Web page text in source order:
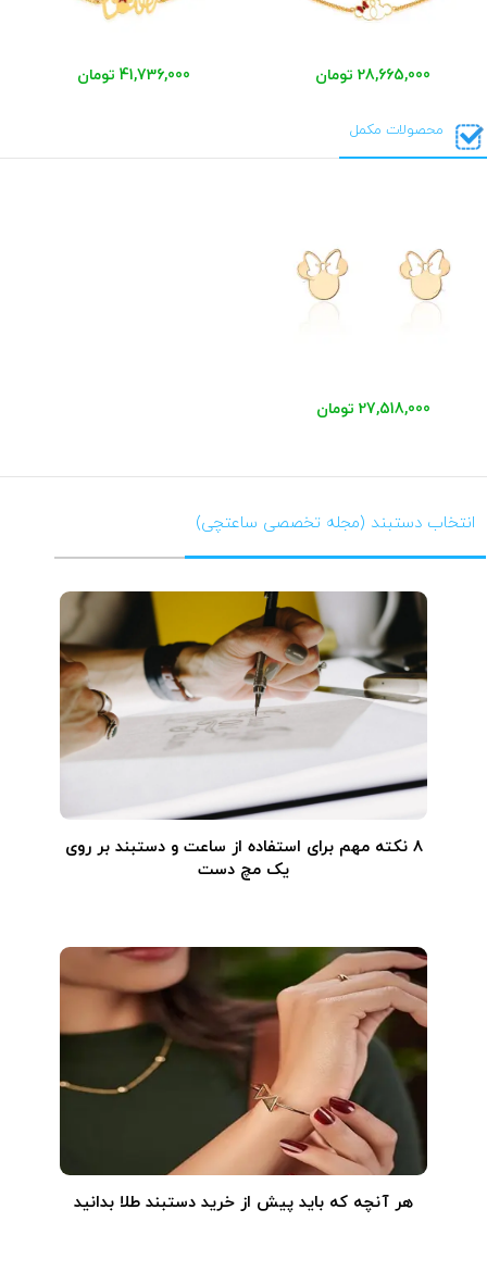
28,665,000 تومان 41,736,000 تومان
محصولات مکمل
27,518,000 تومان
انتخاب دستبند (مجله تخصصی ساعتچی)
۸ نکته مهم برای استفاده از ساعت و دستبند بر روی
یک مچ دست
هر آنچه که باید پیش از خرید دستبند طلا بدانید